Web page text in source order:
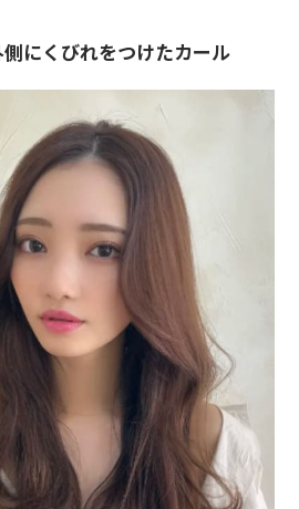
にくびれをつけたカール